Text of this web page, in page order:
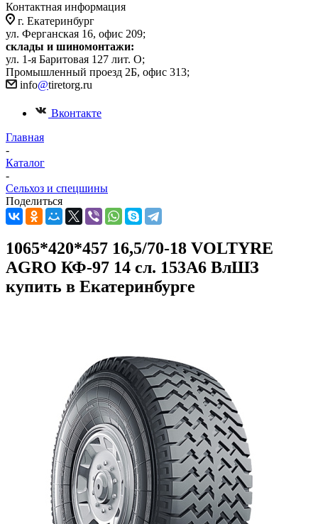
Контактная информация
г. Екатеринбург
ул. Ферганская 16, офис 209;
склады и шиномонтажи:
ул. 1-я Баритовая 127 лит. О;
Промышленный проезд 2Б, офис 313;
info@tiretorg.ru
Вконтакте
Главная
-
Каталог
-
Сельхоз и спецшины
Поделиться
1065*420*457 16,5/70-18 VOLTYRE
AGRO КФ-97 14 сл. 153А6 ВлШЗ
купить в Екатеринбурге